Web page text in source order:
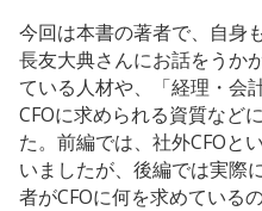
今回は本書の著者で、自身
長友大典さんにお話をうか
ている人材や、「経理・会
CFOに求められる資質など
た。前編では、社外CFOと
いましたが、後編では実際
者がCFOに何を求めている